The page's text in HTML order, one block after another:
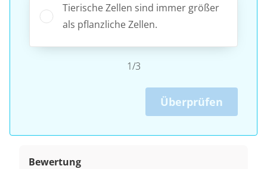
Tierische Zellen sind immer größer
als pflanzliche Zellen.
1/3
Überprüfen
Bewertung